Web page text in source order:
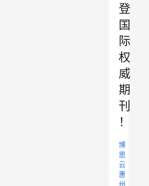
登
国
际
权
威
期
刊
！
博
思
云
惠
州